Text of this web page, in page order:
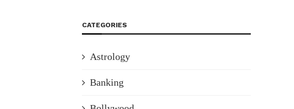
CATEGORIES
Astrology
Banking